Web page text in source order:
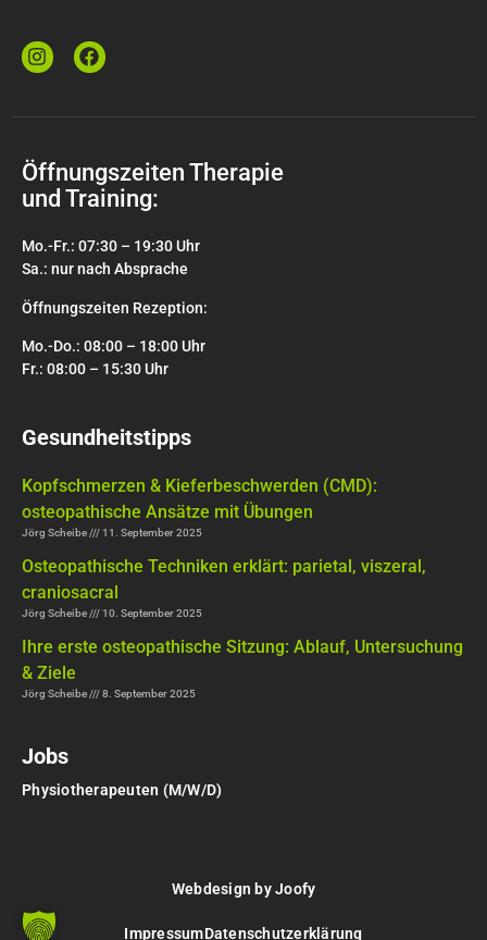
Öffnungszeiten Therapie
und Training:
Mo.-Fr.: 07:30 – 19:30 Uhr
Sa.: nur nach Absprache
Öffnungszeiten Rezeption:
Mo.-Do.: 08:00 – 18:00 Uhr
Fr.: 08:00 – 15:30 Uhr
Gesundheitstipps
Kopfschmerzen & Kieferbeschwerden (CMD):
osteopathische Ansätze mit Übungen
Jörg Scheibe 11. September 2025
Osteopathische Techniken erklärt: parietal, viszeral,
craniosacral
Jörg Scheibe 10. September 2025
Ihre erste osteopathische Sitzung: Ablauf, Untersuchung
& Ziele
Jörg Scheibe 8. September 2025
Jobs
Physiotherapeuten (M/W/D)
Webdesign by Joofy
ImpressumDatenschutzerklärung